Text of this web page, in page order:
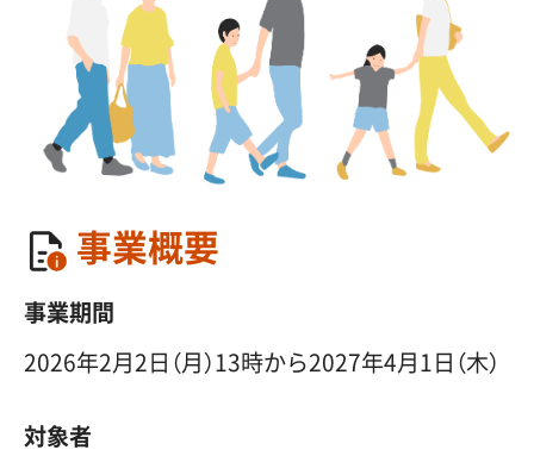
事業概要
事業期間
2026年2月2日（月）13時から2027年4月1日（木）
対象者